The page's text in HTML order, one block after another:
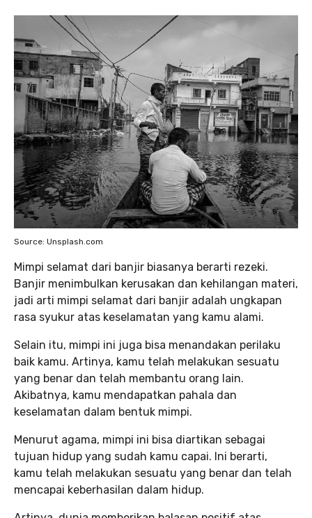
Source: Unsplash.com
Mimpi selamat dari banjir biasanya berarti rezeki.
Banjir menimbulkan kerusakan dan kehilangan materi,
jadi arti mimpi selamat dari banjir adalah ungkapan
rasa syukur atas keselamatan yang kamu alami.
Selain itu, mimpi ini juga bisa menandakan perilaku
baik kamu. Artinya, kamu telah melakukan sesuatu
yang benar dan telah membantu orang lain.
Akibatnya, kamu mendapatkan pahala dan
keselamatan dalam bentuk mimpi.
Menurut agama, mimpi ini bisa diartikan sebagai
tujuan hidup yang sudah kamu capai. Ini berarti,
kamu telah melakukan sesuatu yang benar dan telah
mencapai keberhasilan dalam hidup.